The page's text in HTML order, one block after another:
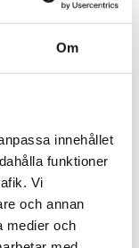
Om
innehållet
funktioner
Vi
och annan
medier och